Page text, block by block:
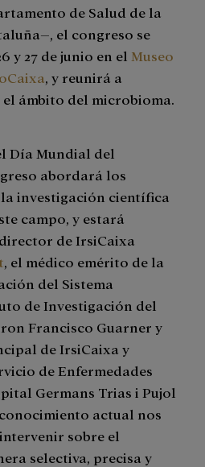
de Salud de la
el congreso se
y 27 de junio en el Museo
, y reunirá a
ámbito del microbioma.
Día Mundial del
abordará los
investigación científica
campo, y estará
de IrsiCaixa
, el médico emérito de la
del Sistema
de Investigación del
Francisco Guarner y
de IrsiCaixa y
de Enfermedades
Germans Trias i Pujol
conocimiento actual nos
sobre el
selectiva, precisa y